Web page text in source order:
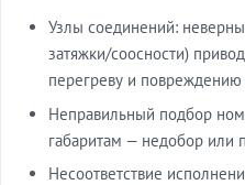
Узлы соединений:
затяжки/соосности)
перегреву и повреждению
Неправильный подбор
габаритам — недобор или
Несоответствие